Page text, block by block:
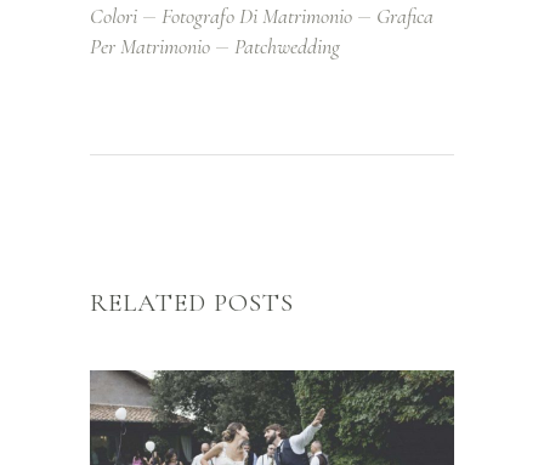
Colori Fotografo Di Matrimonio
Grafica
Per Matrimonio
Patchwedding
RELATED POSTS